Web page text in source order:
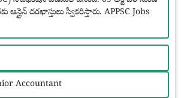
ఆన్లైన్ దరఖాస్తులు స్వీకరిస్తారు. APPSC Jobs
Accountant